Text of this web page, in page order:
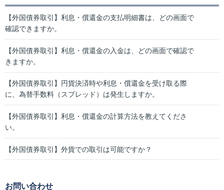
【外国債券取引】利息・償還金の支払明細書は、どの画面で
確認できますか。
【外国債券取引】利息・償還金の入金は、どの画面で確認で
きますか。
【外国債券取引】円貨決済時や利息・償還金を受け取る際
に、為替手数料（スプレッド）は発生しますか。
【外国債券取引】利息・償還金の計算方法を教えてくださ
い。
【外国債券取引】外貨での取引は可能ですか？
お問い合わせ